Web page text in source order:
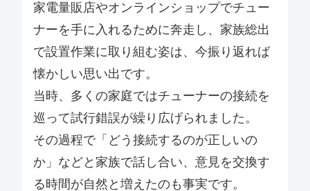
家電量販店やオンラインショップでチュー
ナーを手に入れるために奔走し、家族総出
で設置作業に取り組む姿は、今振り返れば
懐かしい思い出です。
当時、多くの家庭ではチューナーの接続を
巡って試行錯誤が繰り広げられました。
その過程で「どう接続するのが正しいの
か」などと家族で話し合い、意見を交換す
る時間が自然と増えたのも事実です。